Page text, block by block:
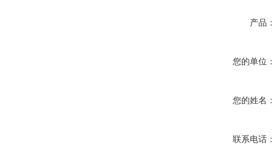
产品
您的单位
您的姓名
联系电话